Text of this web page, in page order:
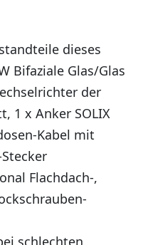
dieses
Bifaziale Glas/Glas
der
1 x Anker SOLIX
Kabel mit
Flachdach-,
schlechten